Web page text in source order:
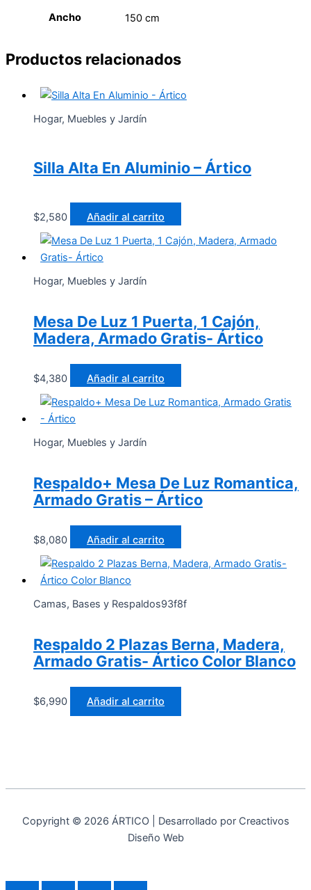
Ancho 150 cm
Productos relacionados
Hogar, Muebles y Jardín
Silla Alta En Aluminio – Ártico
$2,580 Añadir al carrito
Hogar, Muebles y Jardín
Mesa De Luz 1 Puerta, 1 Cajón,
Madera, Armado Gratis- Ártico
$4,380 Añadir al carrito
Hogar, Muebles y Jardín
Respaldo+ Mesa De Luz Romantica,
Armado Gratis – Ártico
$8,080 Añadir al carrito
Camas, Bases y Respaldos93f8f
Respaldo 2 Plazas Berna, Madera,
Armado Gratis- Ártico Color Blanco
$6,990 Añadir al carrito
Copyright © 2026 ÁRTICO | Desarrollado por Creactivos
Diseño Web